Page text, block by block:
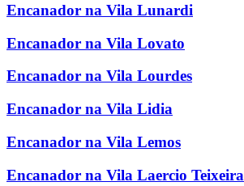
Encanador na Vila Lunardi
Encanador na Vila Lovato
Encanador na Vila Lourdes
Encanador na Vila Lidia
Encanador na Vila Lemos
Encanador na Vila Laercio Teixeira